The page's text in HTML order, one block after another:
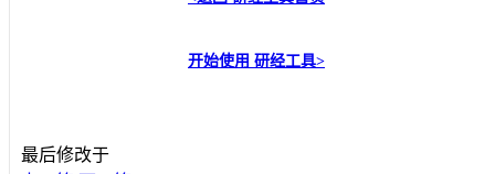
开始使用 研经工具>
最后修改于